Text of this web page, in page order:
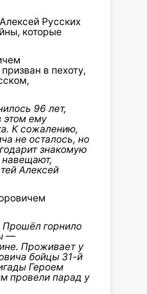
Русских
которые
в пехоту,
96 лет,
этом ему
К сожалению,
не осталось, но
знакомую
навещают,
Алексей
Прошёл горнило
—
Проживает у
бойцы 31-й
Героем
провели парад у